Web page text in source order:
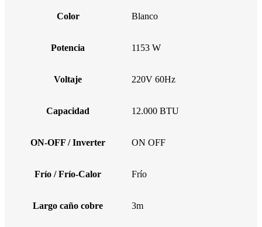
Color Blanco
Potencia 1153 W
Voltaje 220V 60Hz
Capacidad 12.000 BTU
ON-OFF / Inverter ON OFF
Frío / Frío-Calor Frío
Largo caño cobre 3m